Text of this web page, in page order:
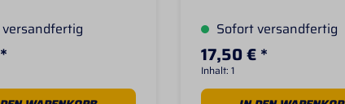
entfernen
eingesetzte
und
die besondere Form
aus den
Diamond Gloss by Haas
Bürstenmanufaktur -
Germany Da glänzt
das Fell, sondern auch
Putzwilligen!Damit das
Sofort versandfertig
17,50 € *
Inhalt: 1